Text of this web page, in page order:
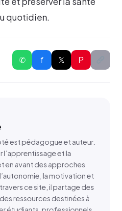
quotidien.
✆ f 𝕏 P
est pédagogue et auteur.
l’apprentissage et la
en avant des approches
la motivation et
ce site, il partage des
ressources destinées à